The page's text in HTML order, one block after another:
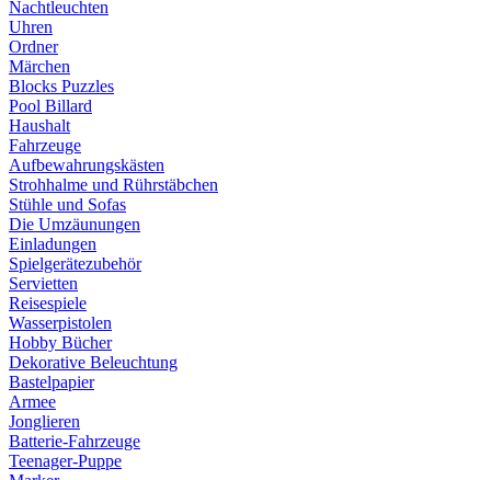
Nachtleuchten
Uhren
Ordner
Märchen
Blocks Puzzles
Pool Billard
Haushalt
Fahrzeuge
Aufbewahrungskästen
Strohhalme und Rührstäbchen
Stühle und Sofas
Die Umzäunungen
Einladungen
Spielgerätezubehör
Servietten
Reisespiele
Wasserpistolen
Hobby Bücher
Dekorative Beleuchtung
Bastelpapier
Armee
Jonglieren
Batterie-Fahrzeuge
Teenager-Puppe